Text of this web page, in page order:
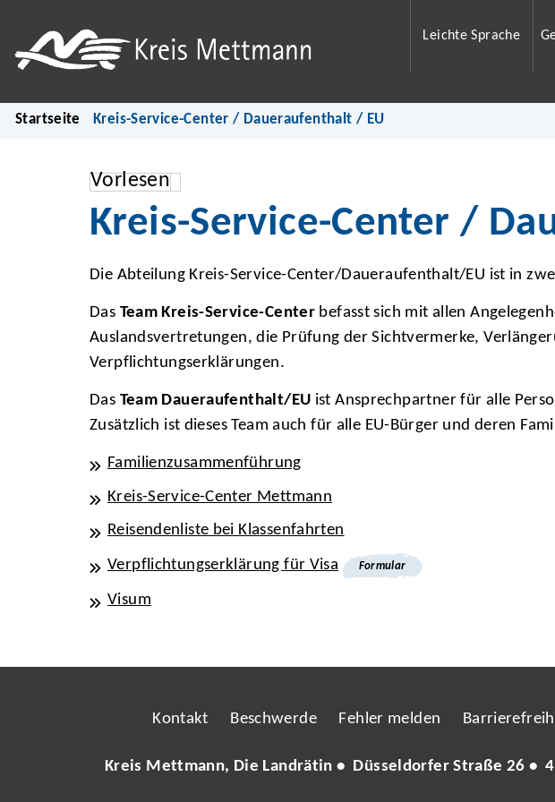
Leichte Sprache
Startseite Kreis-Service-Center / Daueraufenthalt / EU
Vorlesen
Kreis-Service-Center /
Die Abteilung Kreis-Service-Center/Daueraufenthalt/EU ist in
Das Team Kreis-Service-Center befasst sich mit allen
Auslandsvertretungen, die Prüfung der Sichtvermerke,
Verpflichtungserklärungen.
Das Team Daueraufenthalt/EU ist Ansprechpartner für alle
Zusätzlich ist dieses Team auch für alle EU-Bürger und deren
Familienzusammenführung
Kreis-Service-Center Mettmann
Reisendenliste bei Klassenfahrten
Verpflichtungserklärung für Visa Formular
Visum
Kontakt Beschwerde Fehler melden
Kreis Mettmann, Die Landrätin • Düsseldorfer Straße 26 •